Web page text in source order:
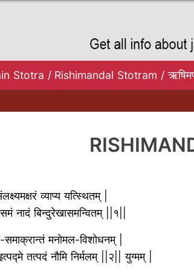
Stotra / Rishimandal Stotram /
व्याप्य यत्स्थितम् |
नादं बिन्दुरेखासमन्वितम् ||१||
समाक्रान्तं मनोमल-विशोधनम् |
तत्पदं नौमि निर्मलम् ||२|| युग्मम् |